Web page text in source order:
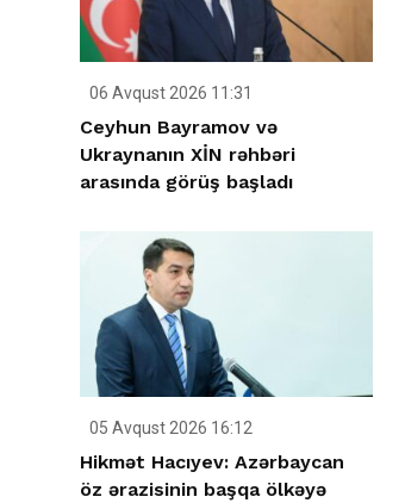
06 Avqust 2026 11:31
Ceyhun Bayramov və
Ukraynanın XİN rəhbəri
arasında görüş başladı
05 Avqust 2026 16:12
Hikmət Hacıyev: Azərbaycan
öz ərazisinin başqa ölkəyə